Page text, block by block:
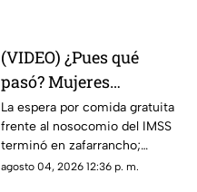
(VIDEO) ¿Pues qué
pasó? Mujeres
protagonizan peculiar
riña con jalones de
cabello en fila de
burritos y desatan
La espera por comida gratuita
frente al nosocomio del IMSS
terminó en zafarrancho;
testigos tuvieron que
agosto 04, 2026 12:36 p. m.